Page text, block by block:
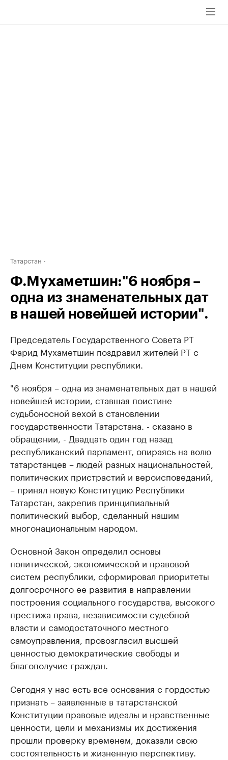
Татарстан
Ф.Мухаметшин:"6 ноября –
одна из знаменательных дат
в нашей новейшей истории".
Председатель Государственного Совета РТ
Фарид Мухаметшин поздравил жителей РТ с
Днем Конституции республики.
"6 ноября – одна из знаменательных дат в нашей
новейшей истории, ставшая поистине
судьбоносной вехой в становлении
государственности Татарстана. - сказано в
обращении, - Двадцать один год назад
республиканский парламент, опираясь на волю
татарстанцев – людей разных национальностей,
политических пристрастий и вероисповеданий,
– принял новую Конституцию Республики
Татарстан, закрепив принципиальный
политический выбор, сделанный нашим
многонациональным народом.
Основной Закон определил основы
политической, экономической и правовой
систем республики, сформировал приоритеты
долгосрочного ее развития в направлении
построения социального государства, высокого
престижа права, независимости судебной
власти и самодостаточного местного
самоуправления, провозгласил высшей
ценностью демократические свободы и
благополучие граждан.
Сегодня у нас есть все основания с гордостью
признать – заявленные в татарстанской
Конституции правовые идеалы и нравственные
ценности, цели и механизмы их достижения
прошли проверку временем, доказали свою
состоятельность и жизненную перспективу.